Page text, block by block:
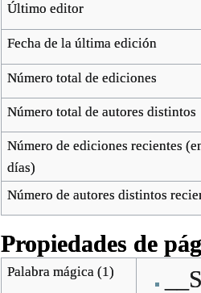
Último editor
Fecha de la última edición
Número total de ediciones
Número total de autores distintos
Número de ediciones recientes
días)
Número de autores distintos
Propiedades de
Palabra mágica (1)